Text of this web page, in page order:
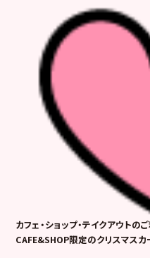
カフェ・ショップ・テイクアウト
CAFE&SHOP限定のクリスマス